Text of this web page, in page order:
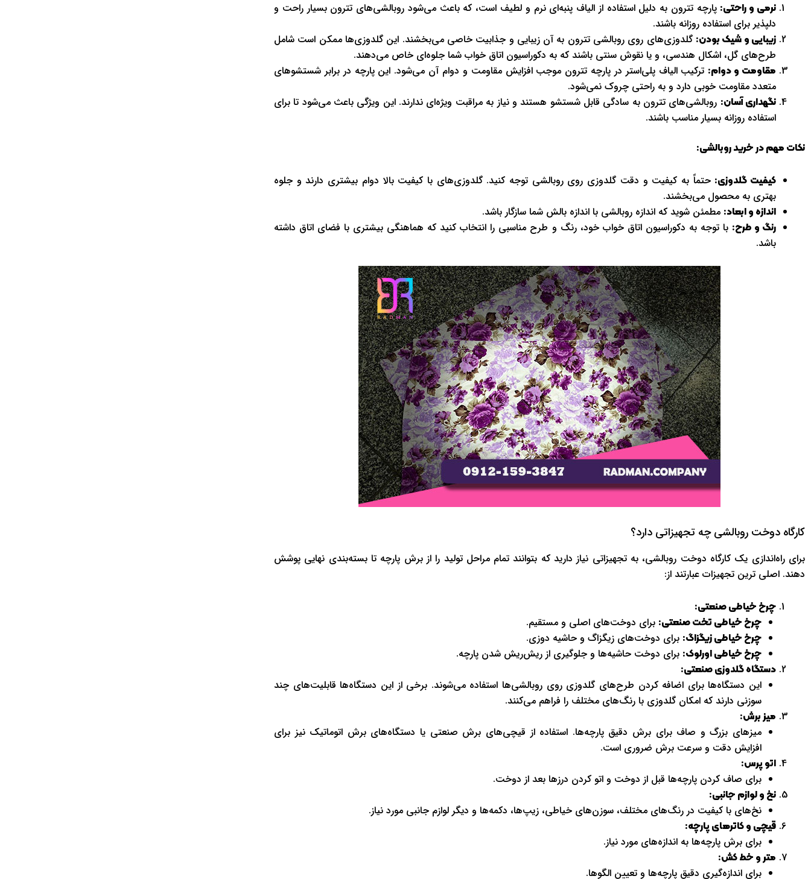
نرمی و راحتی: پارچه تترون به دلیل استفاده از الیاف پنبه‌ای نرم و لطیف است، که باعث می‌شود روبالشی‌های تترون بسیار راحت و
دلپذیر برای استفاده روزانه باشند.
زیبایی و شیک بودن: گلدوزی‌های روی روبالشی تترون به آن زیبایی و جذابیت خاصی می‌بخشند. این گلدوزی‌ها ممکن است شامل
طرح‌های گل، اشکال هندسی، و یا نقوش سنتی باشند که به دکوراسیون اتاق خواب شما جلوه‌ای خاص می‌دهند.
مقاومت و دوام: ترکیب الیاف پلی‌استر در پارچه تترون موجب افزایش مقاومت و دوام آن می‌شود. این پارچه در برابر شستشوهای
متعدد مقاومت خوبی دارد و به راحتی چروک نمی‌شود.
نگهداری آسان: روبالشی‌های تترون به سادگی قابل شستشو هستند و نیاز به مراقبت ویژه‌ای ندارند. این ویژگی باعث می‌شود تا برای
استفاده روزانه بسیار مناسب باشند.
نکات مهم در خرید روبالشی:
کیفیت گلدوزی: حتماً به کیفیت و دقت گلدوزی روی روبالشی توجه کنید. گلدوزی‌های با کیفیت بالا دوام بیشتری دارند و جلوه
بهتری به محصول می‌بخشند.
اندازه و ابعاد: مطمئن شوید که اندازه روبالشی با اندازه بالش شما سازگار باشد.
رنگ و طرح: با توجه به دکوراسیون اتاق خواب خود، رنگ و طرح مناسبی را انتخاب کنید که هماهنگی بیشتری با فضای اتاق داشته
باشد.
کارگاه دوخت روبالشی چه تجهیزاتی دارد؟
برای راه‌اندازی یک کارگاه دوخت روبالشی، به تجهیزاتی نیاز دارید که بتوانند تمام مراحل تولید را از برش پارچه تا بسته‌بندی نهایی پوشش
دهند. اصلی ترین تجهیزات عبارتند از:
چرخ خیاطی صنعتی:
چرخ خیاطی تخت صنعتی: برای دوخت‌های اصلی و مستقیم.
چرخ خیاطی زیگزاگ: برای دوخت‌های زیگزاگ و حاشیه دوزی.
چرخ خیاطی اورلوک: برای دوخت حاشیه‌ها و جلوگیری از ریش‌ریش شدن پارچه.
دستگاه گلدوزی صنعتی:
این دستگاه‌ها برای اضافه کردن طرح‌های گلدوزی روی روبالشی‌ها استفاده می‌شوند. برخی از این دستگاه‌ها قابلیت‌های چند
سوزنی دارند که امکان گلدوزی با رنگ‌های مختلف را فراهم می‌کنند.
میز برش:
میزهای بزرگ و صاف برای برش دقیق پارچه‌ها. استفاده از قیچی‌های برش صنعتی یا دستگاه‌های برش اتوماتیک نیز برای
افزایش دقت و سرعت برش ضروری است.
اتو پرس:
برای صاف کردن پارچه‌ها قبل از دوخت و اتو کردن درزها بعد از دوخت.
نخ و لوازم جانبی:
نخ‌های با کیفیت در رنگ‌های مختلف، سوزن‌های خیاطی، زیپ‌ها، دکمه‌ها و دیگر لوازم جانبی مورد نیاز.
قیچی و کاترهای پارچه:
برای برش پارچه‌ها به اندازه‌های مورد نیاز.
متر و خط کش:
برای اندازه‌گیری دقیق پارچه‌ها و تعیین الگوها.